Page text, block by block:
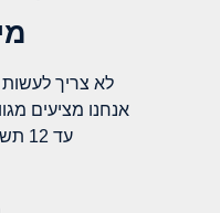
לא צריך לעשות
אנחנו מציעים
עד 12 תשלומים ללא ריבית.